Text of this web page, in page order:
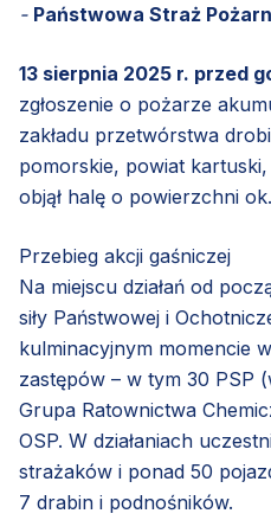
- Państwowa Straż
13 sierpnia 2025 r. przed
zgłoszenie o pożarze
zakładu przetwórstwa
pomorskie, powiat
objął halę o powierzchni
Przebieg akcji gaśniczej
Na miejscu działań od
siły Państwowej i
kulminacyjnym momencie
zastępów – w tym 30 PSP
Grupa Ratownictwa
OSP. W działaniach
strażaków i ponad 50
7 drabin i podnośników.